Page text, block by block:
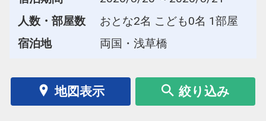
人数・部屋数
おとな2名 こども0名 1部屋
宿泊地
両国・浅草橋
地図表示 絞り込み